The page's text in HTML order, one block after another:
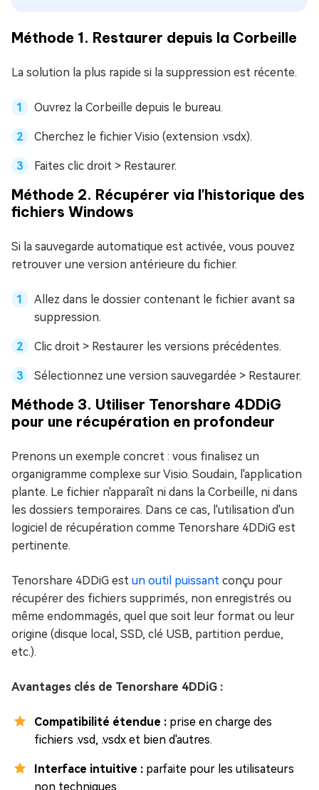
Méthode 1. Restaurer depuis la Corbeille
La solution la plus rapide si la suppression est récente.
Ouvrez la Corbeille depuis le bureau.
Cherchez le fichier Visio (extension .vsdx).
Faites clic droit > Restaurer.
Méthode 2. Récupérer via l'historique des
fichiers Windows
Si la sauvegarde automatique est activée, vous pouvez
retrouver une version antérieure du fichier.
Allez dans le dossier contenant le fichier avant sa
suppression.
Clic droit > Restaurer les versions précédentes.
Sélectionnez une version sauvegardée > Restaurer.
Méthode 3. Utiliser Tenorshare 4DDiG
pour une récupération en profondeur
Prenons un exemple concret : vous finalisez un
organigramme complexe sur Visio. Soudain, l'application
plante. Le fichier n'apparaît ni dans la Corbeille, ni dans
les dossiers temporaires. Dans ce cas, l'utilisation d'un
logiciel de récupération comme Tenorshare 4DDiG est
pertinente.
Tenorshare 4DDiG est un outil puissant conçu pour
récupérer des fichiers supprimés, non enregistrés ou
même endommagés, quel que soit leur format ou leur
origine (disque local, SSD, clé USB, partition perdue,
etc.).
Avantages clés de Tenorshare 4DDiG :
Compatibilité étendue : prise en charge des
fichiers .vsd, .vsdx et bien d'autres.
Interface intuitive : parfaite pour les utilisateurs
non techniques.